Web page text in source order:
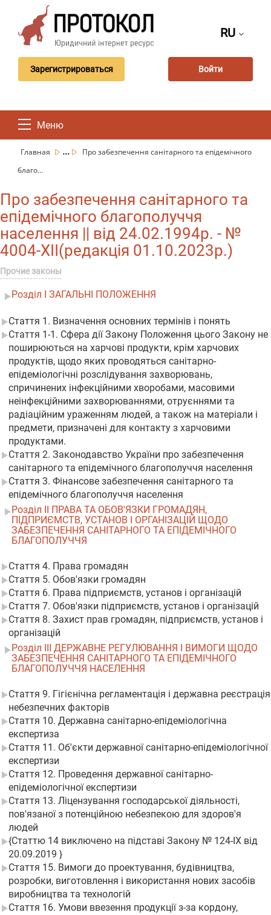
RU
Зарегистрироваться Войти
Меню
Главная ...
Про забезпечення санітарного та епідемічного
благо...
Про забезпечення санітарного та
епідемічного благополуччя
населення || від 24.02.1994р. - №
4004-XII(редакція 01.10.2023р.)
Прочие законы
Розділ I ЗАГАЛЬНІ ПОЛОЖЕННЯ
Стаття 1. Визначення основних термінів і понять
Стаття 1-1. Сфера дії Закону Положення цього Закону не
поширюються на харчові продукти, крім харчових
продуктів, щодо яких проводяться санітарно-
епідеміологічні розслідування захворювань,
спричинених інфекційними хворобами, масовими
неінфекційними захворюваннями, отруєннями та
радіаційним ураженням людей, а також на матеріали і
предмети, призначені для контакту з харчовими
продуктами.
Стаття 2. Законодавство України про забезпечення
санітарного та епідемічного благополуччя населення
Стаття 3. Фінансове забезпечення санітарного та
епідемічного благополуччя населення
Розділ II ПРАВА ТА ОБОВ'ЯЗКИ ГРОМАДЯН,
ПІДПРИЄМСТВ, УСТАНОВ І ОРГАНІЗАЦІЙ ЩОДО
ЗАБЕЗПЕЧЕННЯ САНІТАРНОГО ТА ЕПІДЕМІЧНОГО
БЛАГОПОЛУЧЧЯ
Стаття 4. Права громадян
Стаття 5. Обов'язки громадян
Стаття 6. Права підприємств, установ і організацій
Стаття 7. Обов'язки підприємств, установ і організацій
Стаття 8. Захист прав громадян, підприємств, установ і
організацій
Розділ III ДЕРЖАВНЕ РЕГУЛЮВАННЯ І ВИМОГИ ЩОДО
ЗАБЕЗПЕЧЕННЯ САНІТАРНОГО ТА ЕПІДЕМІЧНОГО
БЛАГОПОЛУЧЧЯ НАСЕЛЕННЯ
Стаття 9. Гігієнічна регламентація і державна реєстрація
небезпечних факторів
Стаття 10. Державна санітарно-епідеміологічна
експертиза
Стаття 11. Об'єкти державної санітарно-епідеміологічної
експертизи
Стаття 12. Проведення державної санітарно-
епідеміологічної експертизи
Стаття 13. Ліцензування господарської діяльності,
пов'язаної з потенційною небезпекою для здоров'я
людей
{Статтю 14 виключено на підставі Закону № 124-IX від
20.09.2019 }
Стаття 15. Вимоги до проектування, будівництва,
розробки, виготовлення і використання нових засобів
виробництва та технологій
Стаття 16. Умови ввезення продукції з-за кордону,